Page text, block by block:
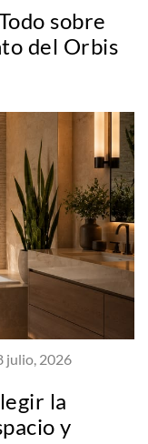
sobre
del Orbis
julio, 2026
la
y